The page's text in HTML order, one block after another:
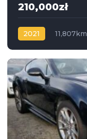
210,000zł
2021 11,807km